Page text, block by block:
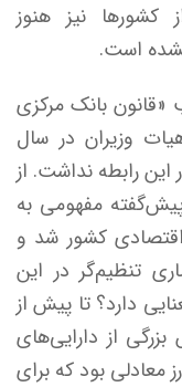
کشور‌ها نیز هنوز
است.
بانک مرکزی
وزیران در سال
این رابطه نداشت. از
پیش‌گفته مفهومی به
کشور شد و
تنظیم‌گر در این
دارد؟ تا پیش از
از دارایی‌های
معادلی بود که برای